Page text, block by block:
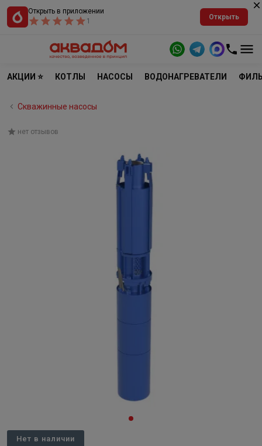
Открыть в приложении
1
Открыть
АКЦИИ ⭐ КОТЛЫ НАСОСЫ ВОДОНАГРЕВАТЕЛИ
Скважинные насосы
нет отзывов
Нет в наличии